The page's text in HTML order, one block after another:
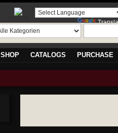
translate
Powered by
SHOP CATALOGS PURCHASE